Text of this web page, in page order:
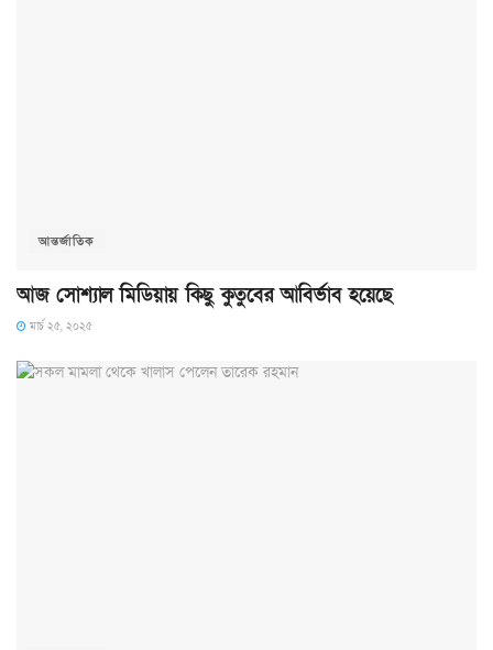
আন্তর্জাতিক
আজ সোশ্যাল মিডিয়ায় কিছু কুতুবের আবির্ভাব হয়েছে
মার্চ ২৫, ২০২৫